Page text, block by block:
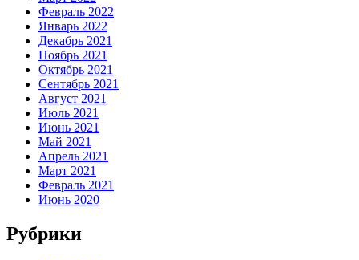
Февраль 2022
Январь 2022
Декабрь 2021
Ноябрь 2021
Октябрь 2021
Сентябрь 2021
Август 2021
Июль 2021
Июнь 2021
Май 2021
Апрель 2021
Март 2021
Февраль 2021
Июнь 2020
Рубрики